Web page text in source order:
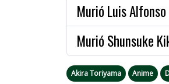
Murió Luis
Murió Shunsuke
Akira Toriyama Anime